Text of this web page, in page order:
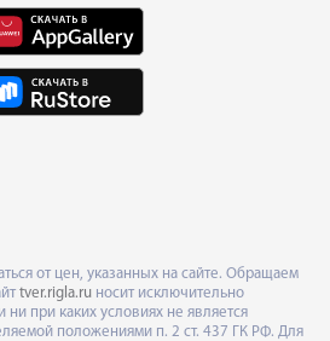
от цен, указанных на сайте. Обращаем
tver.rigla.ru носит исключительно
при каких условиях не является
положениями п. 2 ст. 437 ГК РФ. Для